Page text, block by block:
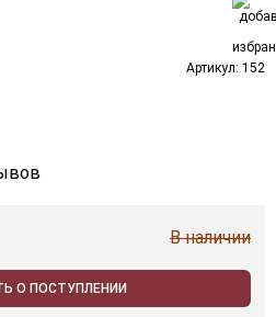
Артикул: 152
В наличии
О ПОСТУПЛЕНИИ